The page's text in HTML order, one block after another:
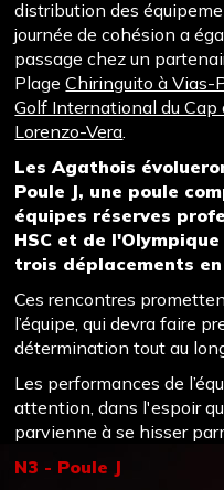
distribution des
journée de cohésion a
passage chez un
PlageChiringuito à Vias-
Golf International du Cap
Lorenzo-Vera.
Les Agathois
Poule J, une poule
équipes réserves
HSC et de
trois déplacements en
Ces rencontres
l’équipe, qui devra faire
détermination tout au
Les performances de
attention, dans l'espoir
parvienne à se hisser
N3 - Poule J